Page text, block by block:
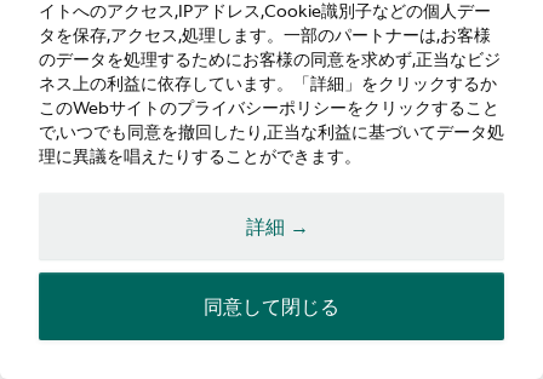
イトへのアクセス,IPアドレス,Cookie識別子などの個人デー
タを保存,アクセス,処理します。一部のパートナーは,お客様
のデータを処理するためにお客様の同意を求めず,正当なビジ
ネス上の利益に依存しています。「詳細」をクリックするか
このWebサイトのプライバシーポリシーをクリックすること
で,いつでも同意を撤回したり,正当な利益に基づいてデータ処
理に異議を唱えたりすることができます。
詳細 →
同意して閉じる